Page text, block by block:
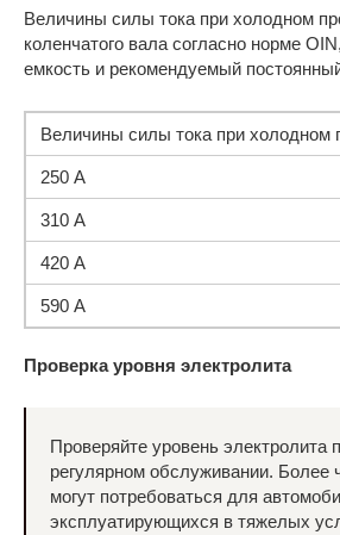
Величины силы тока при холодном
коленчатого вала согласно норме
емкость и рекомендуемый
Величины силы тока при холодном
250 А
310 А
420 А
590 А
Проверка уровня электролита
Проверяйте уровень электролита
регулярном обслуживании. Более
могут потребоваться для
эксплуатирующихся в тяжелых